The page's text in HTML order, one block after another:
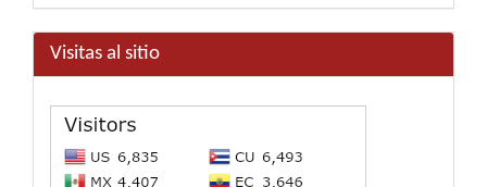
Visitas al sitio